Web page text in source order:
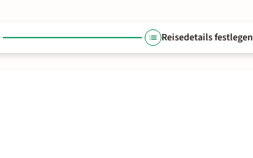
Reisedetails festlegen